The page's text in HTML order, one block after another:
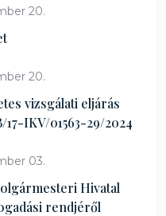
20.
20.
vizsgálati eljárás
IKV/01563-29/2024
03.
Hivatal
rendjéről